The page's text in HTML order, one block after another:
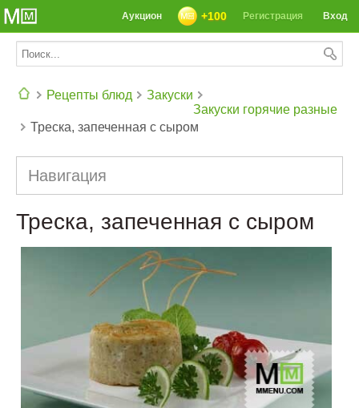
СЕГОДНЯ: 39142 РЕЦЕПТА
Вход
Регистрация
+100
Аукцион
Рецепты блюд
Закуски
Закуски горячие разные
Треска, запеченная с сыром
Навигация
Треска, запеченная с сыром